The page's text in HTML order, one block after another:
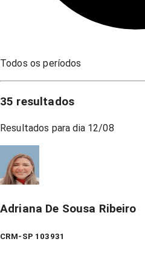
Todos os períodos
35 resultados
Resultados para dia 12/08
Adriana De Sousa Ribeiro
CRM-SP 103931